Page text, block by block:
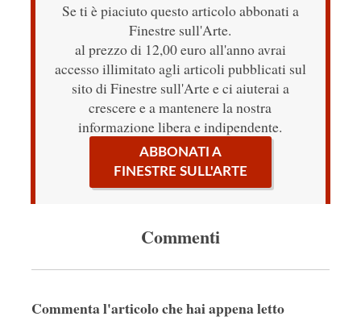
Se ti è piaciuto questo articolo abbonati a
Finestre sull'Arte.
al prezzo di 12,00 euro all'anno avrai
accesso illimitato agli articoli pubblicati sul
sito di Finestre sull'Arte e ci aiuterai a
crescere e a mantenere la nostra
informazione libera e indipendente.
ABBONATI A
FINESTRE SULL'ARTE
Commenti
Commenta l'articolo che hai appena letto